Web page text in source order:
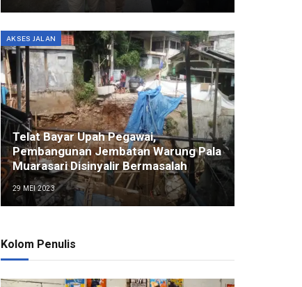
AKSES JALAN
Telat Bayar Upah Pegawai,
Pembangunan Jembatan Warung Pala
Muarasari Disinyalir Bermasalah
29 MEI 2023
Kolom Penulis